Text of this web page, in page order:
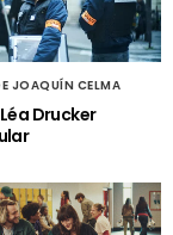
JOAQUÍN CELMA
Drucker